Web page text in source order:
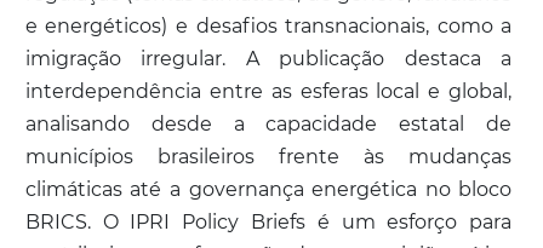
e energéticos) e desafios transnacionais, como a
imigração irregular. A publicação destaca a
interdependência entre as esferas local e global,
analisando desde a capacidade estatal de
municípios brasileiros frente às mudanças
climáticas até a governança energética no bloco
BRICS. O IPRI Policy Briefs é um esforço para